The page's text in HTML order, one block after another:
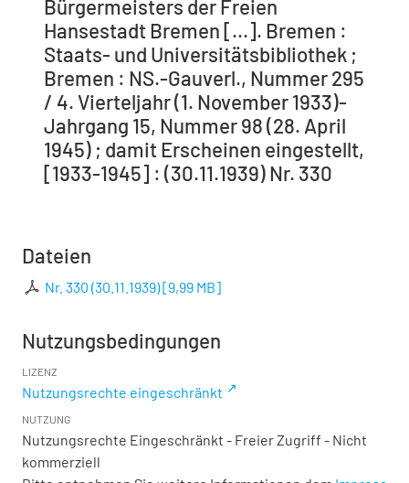
Bürgermeisters der Freien
Hansestadt Bremen [...]. Bremen :
Staats- und Universitätsbibliothek ;
Bremen : NS.-Gauverl., Nummer 295
/ 4. Vierteljahr (1. November 1933)-
Jahrgang 15, Nummer 98 (28. April
1945) ; damit Erscheinen eingestellt,
[1933-1945] : (30.11.1939) Nr. 330
Dateien
Nr. 330 (30.11.1939)[9,99 MB]
Nutzungsbedingungen
LIZENZ
Nutzungsrechte eingeschränkt
NUTZUNG
Nutzungsrechte Eingeschränkt - Freier Zugriff - Nicht
kommerziell